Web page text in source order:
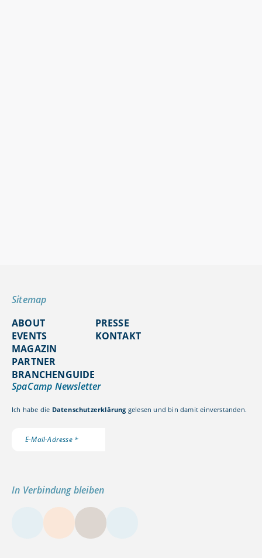
Sitemap
ABOUT
EVENTS
MAGAZIN
PARTNER
BRANCHENGUIDE
PRESSE
KONTAKT
SpaCamp Newsletter
Ich habe die Datenschutzerklärung gelesen und bin damit einverstanden.
In Verbindung bleiben
LinkedIn
Instagram
YouTubeKontakt